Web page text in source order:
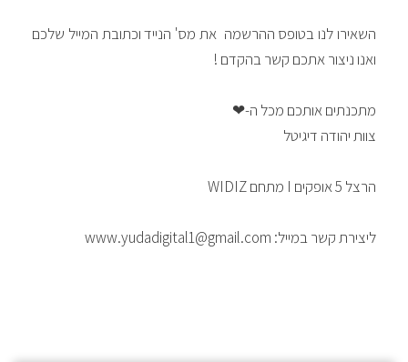
השאירו לנו בטופס ההרשמה את מס' הנייד וכתובת המייל שלכם
ואנו ניצור אתכם קשר בהקדם !
מתכנתים אותכם מכל ה-❤
צוות יהודה דיגיטל
הרצל 5 אופקים I מתחם WIDIZ
ליצירת קשר במייל: www.yudadigital1@gmail.com